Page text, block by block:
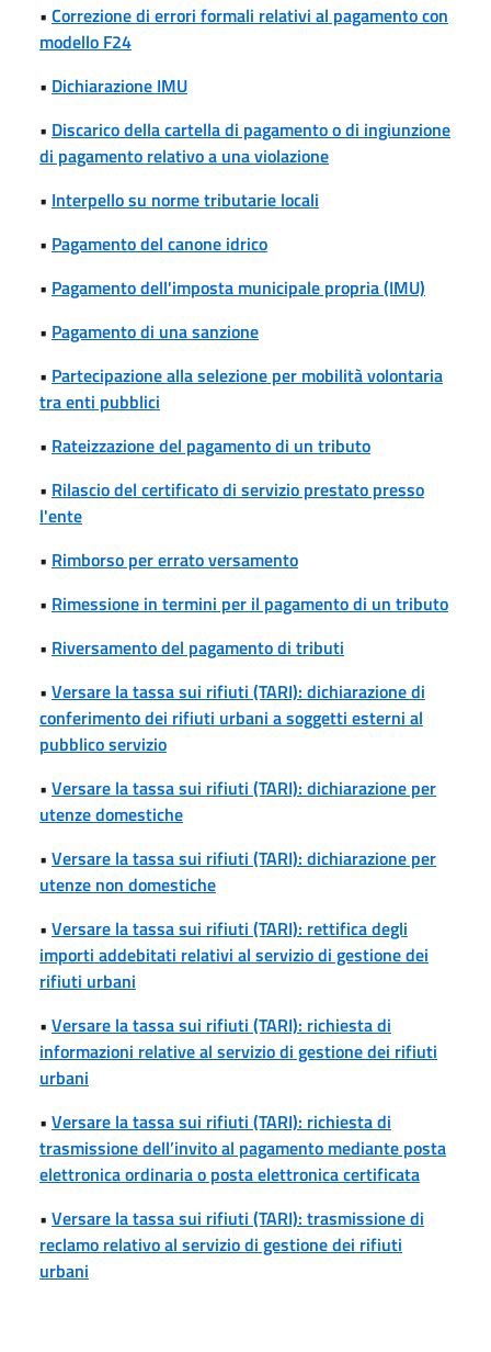
• Correzione di errori formali relativi al pagamento con
modello F24
• Dichiarazione IMU
• Discarico della cartella di pagamento o di ingiunzione
di pagamento relativo a una violazione
• Interpello su norme tributarie locali
• Pagamento del canone idrico
• Pagamento dell'imposta municipale propria (IMU)
• Pagamento di una sanzione
• Partecipazione alla selezione per mobilità volontaria
tra enti pubblici
• Rateizzazione del pagamento di un tributo
• Rilascio del certificato di servizio prestato presso
l'ente
• Rimborso per errato versamento
• Rimessione in termini per il pagamento di un tributo
• Riversamento del pagamento di tributi
• Versare la tassa sui rifiuti (TARI): dichiarazione di
conferimento dei rifiuti urbani a soggetti esterni al
pubblico servizio
• Versare la tassa sui rifiuti (TARI): dichiarazione per
utenze domestiche
• Versare la tassa sui rifiuti (TARI): dichiarazione per
utenze non domestiche
• Versare la tassa sui rifiuti (TARI): rettifica degli
importi addebitati relativi al servizio di gestione dei
rifiuti urbani
• Versare la tassa sui rifiuti (TARI): richiesta di
informazioni relative al servizio di gestione dei rifiuti
urbani
• Versare la tassa sui rifiuti (TARI): richiesta di
trasmissione dell’invito al pagamento mediante posta
elettronica ordinaria o posta elettronica certificata
• Versare la tassa sui rifiuti (TARI): trasmissione di
reclamo relativo al servizio di gestione dei rifiuti
urbani